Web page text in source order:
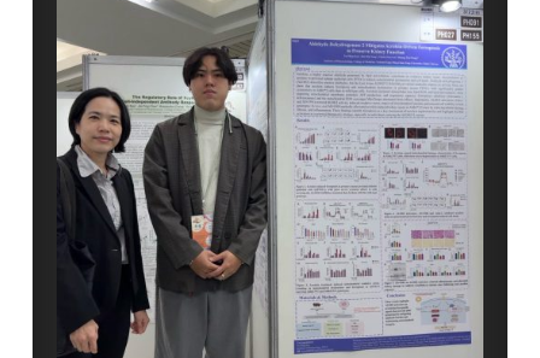
所
暨
台
灣
百
靈
佳
殷
格
翰
優